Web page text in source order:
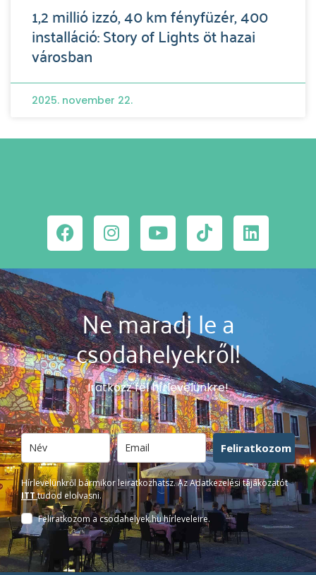
1,2 millió izzó, 40 km fényfüzér, 400
installáció: Story of Lights öt hazai
városban
2025. november 22.
Ne maradj le a
csodahelyekről!
Iratkozz fel hírlevelünkre!
Feliratkozom
Hírlevelünkről bármikor leiratkozhatsz. Az Adatkezelési tájákozatót
ITTtudod elolvasni.
Feliratkozom a csodahelyek.hu hírleveleire.